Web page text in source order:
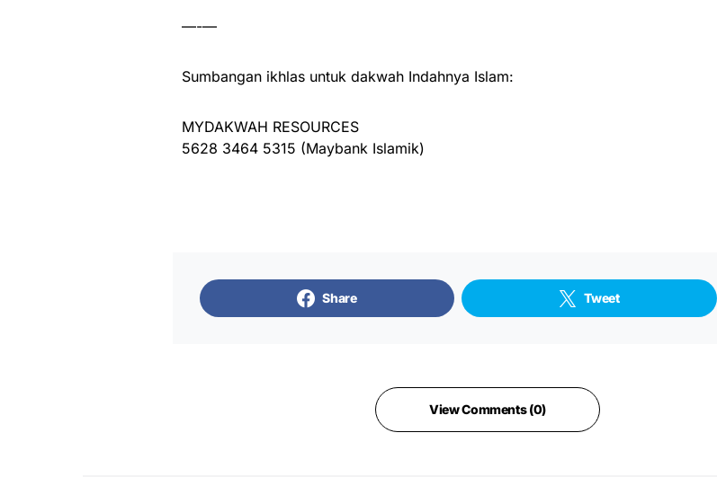
—-—
Sumbangan ikhlas untuk dakwah Indahnya Islam:
MYDAKWAH RESOURCES
5628 3464 5315 (Maybank Islamik)
Share Tweet
View Comments (0)